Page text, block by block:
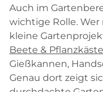
Auch im
wichtige Rolle.
kleine
Beete &
Gießkannen,
Genau dort zeigt